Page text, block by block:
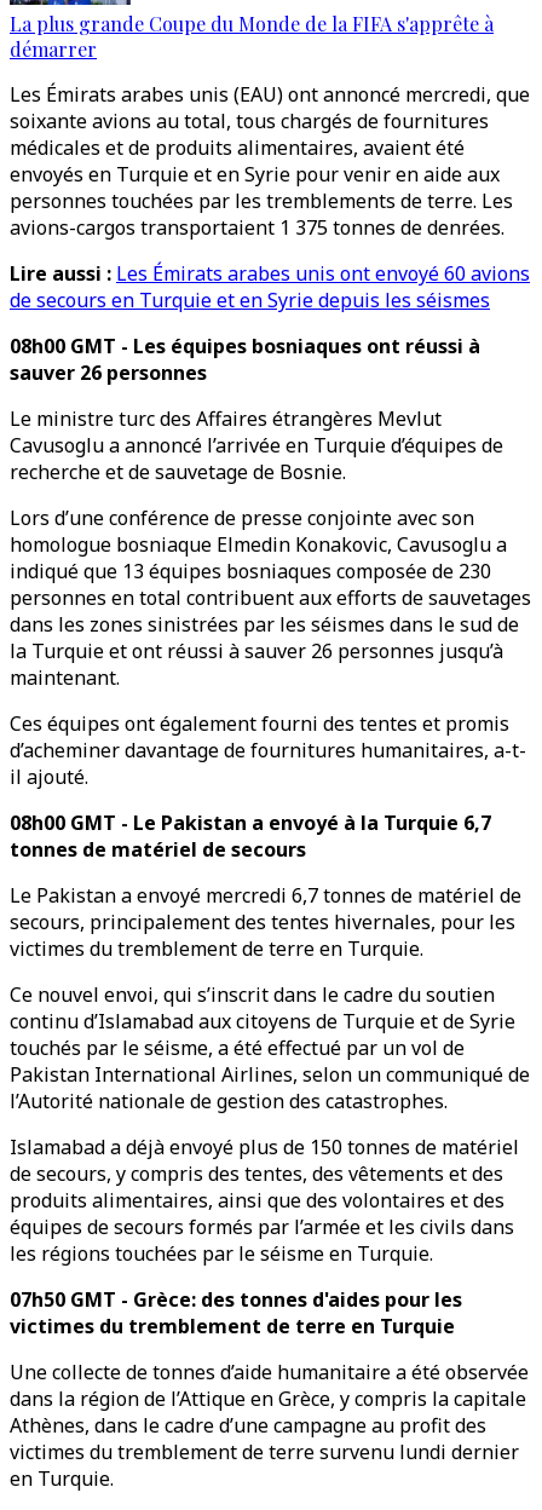
La plus grande Coupe du Monde de la FIFA s'apprête à
démarrer
Les Émirats arabes unis (EAU) ont annoncé mercredi, que
soixante avions au total, tous chargés de fournitures
médicales et de produits alimentaires, avaient été
envoyés en Turquie et en Syrie pour venir en aide aux
personnes touchées par les tremblements de terre. Les
avions-cargos transportaient 1 375 tonnes de denrées.
Lire aussi : Les Émirats arabes unis ont envoyé 60 avions
de secours en Turquie et en Syrie depuis les séismes
08h00 GMT - Les équipes bosniaques ont réussi à
sauver 26 personnes
Le ministre turc des Affaires étrangères Mevlut
Cavusoglu a annoncé l’arrivée en Turquie d’équipes de
recherche et de sauvetage de Bosnie.
Lors d’une conférence de presse conjointe avec son
homologue bosniaque Elmedin Konakovic, Cavusoglu a
indiqué que 13 équipes bosniaques composée de 230
personnes en total contribuent aux efforts de sauvetages
dans les zones sinistrées par les séismes dans le sud de
la Turquie et ont réussi à sauver 26 personnes jusqu’à
maintenant.
Ces équipes ont également fourni des tentes et promis
d’acheminer davantage de fournitures humanitaires, a-t-
il ajouté.
08h00 GMT - Le Pakistan a envoyé à la Turquie 6,7
tonnes de matériel de secours
Le Pakistan a envoyé mercredi 6,7 tonnes de matériel de
secours, principalement des tentes hivernales, pour les
victimes du tremblement de terre en Turquie.
Ce nouvel envoi, qui s’inscrit dans le cadre du soutien
continu d’Islamabad aux citoyens de Turquie et de Syrie
touchés par le séisme, a été effectué par un vol de
Pakistan International Airlines, selon un communiqué de
l’Autorité nationale de gestion des catastrophes.
Islamabad a déjà envoyé plus de 150 tonnes de matériel
de secours, y compris des tentes, des vêtements et des
produits alimentaires, ainsi que des volontaires et des
équipes de secours formés par l’armée et les civils dans
les régions touchées par le séisme en Turquie.
07h50 GMT - Grèce: des tonnes d'aides pour les
victimes du tremblement de terre en Turquie
Une collecte de tonnes d’aide humanitaire a été observée
dans la région de l’Attique en Grèce, y compris la capitale
Athènes, dans le cadre d’une campagne au profit des
victimes du tremblement de terre survenu lundi dernier
en Turquie.